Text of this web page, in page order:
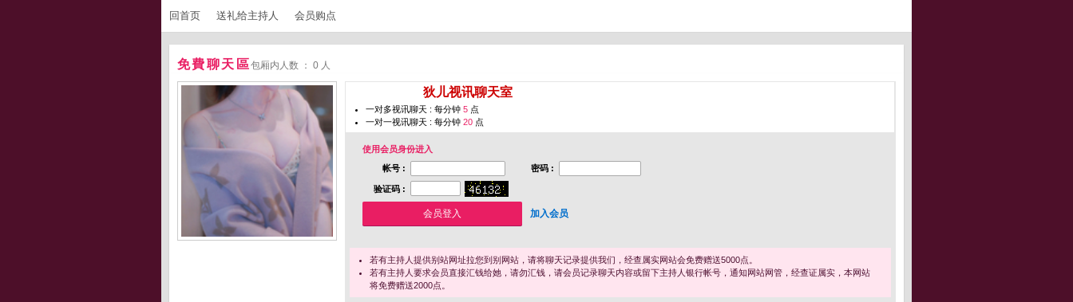
回首页 送礼给主持人 会员购点
免費聊天區包厢内人数 ： 0 人
狄儿视讯聊天室
一对多视讯聊天 : 每分钟 5 点
一对一视讯聊天 : 每分钟 20 点
使用会员身份进入
帐号 :
密码 :
验证码 :
加入会员
若有主持人提供别站网址拉您到别网站，请将聊天记录提供我们，经查属实网站会免费赠送5000点。
若有主持人要求会员直接汇钱给她，请勿汇钱，请会员记录聊天内容或留下主持人银行帐号，通知网站网管，经查证属实，本网站
将免费赠送2000点。